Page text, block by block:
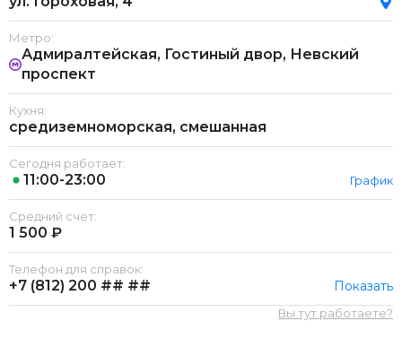
Метро:
Адмиралтейская, Гостиный двор, Невский
проспект
Кухня:
средиземноморская, смешанная
Сегодня работает:
11:00-23:00 График
Средний счет:
1 500 ₽
Телефон для справок:
+7 (812) 200 ## ## Показать
Вы тут работаете?